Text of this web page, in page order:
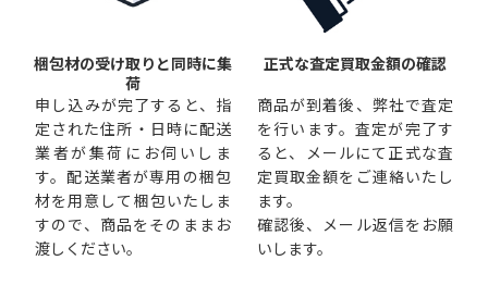
梱包材の受け取りと同時に集
荷
申し込みが完了すると、指
定された住所・日時に配送
業者が集荷にお伺いしま
す。配送業者が専用の梱包
材を用意して梱包いたしま
すので、商品をそのままお
渡しください。
正式な査定買取金額の確認
商品が到着後、弊社で査定
を行います。査定が完了す
ると、メールにて正式な査
定買取金額をご連絡いたし
ます。
確認後、メール返信をお願
いします。